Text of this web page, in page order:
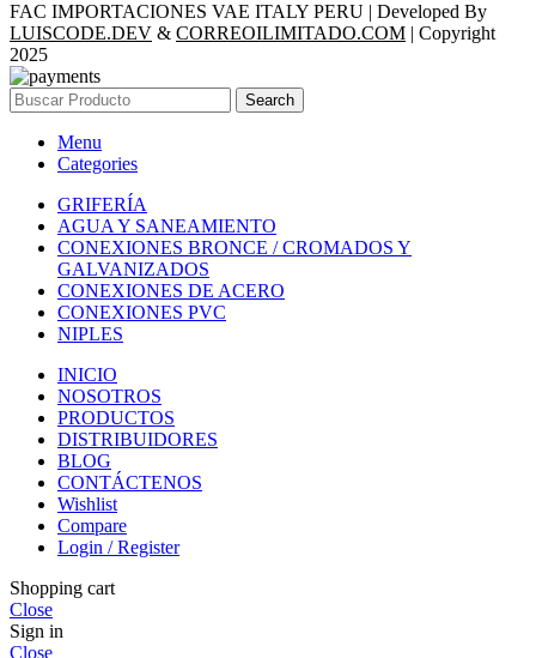
FAC IMPORTACIONES VAE ITALY PERU | Developed By
LUISCODE.DEV & CORREOILIMITADO.COM | Copyright
2025
Search
Menu
Categories
GRIFERÍA
AGUA Y SANEAMIENTO
CONEXIONES BRONCE / CROMADOS Y
GALVANIZADOS
CONEXIONES DE ACERO
CONEXIONES PVC
NIPLES
INICIO
NOSOTROS
PRODUCTOS
DISTRIBUIDORES
BLOG
CONTÁCTENOS
Wishlist
Compare
Login / Register
Shopping cart
Close
Sign in
Close